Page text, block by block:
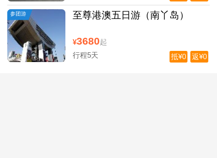
参团游 至尊港澳五日游（南丫岛）
¥3680起
行程5天
返¥0
抵¥0